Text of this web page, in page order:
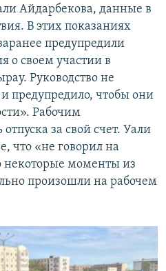
Айдарбекова, данные в
В этих показаниях
предупредили
о своем участии в
Руководство не
предупредило, чтобы они
Рабочим
за свой счет. Уали
что «не говорил на
некоторые моменты из
произошли на рабочем